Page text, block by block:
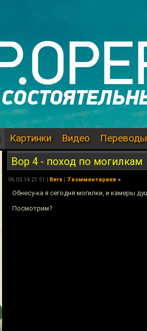
Картинки Видео Переводы
Вор 4 - поход по могилкам
06.03.14 21:51 | Bers | 7 комментариев »
Обнесу-ка я сегодня могилки, и камеры
Посмотрим?